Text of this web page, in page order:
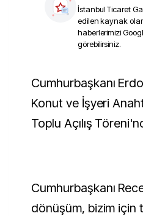
İstanbul Ticaret
edilen kaynak
haberlerimizi
görebilirsiniz.
Cumhurbaşkanı Erdoğan, Güngören'de 1930
Konut ve İşyeri
Toplu Açılış
Cumhurbaşkanı
dönüşüm, bizim için